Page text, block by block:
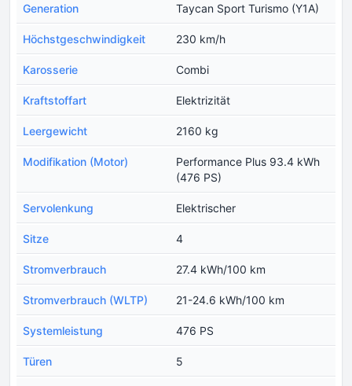
Generation Taycan Sport Turismo (Y1A)
Höchstgeschwindigkeit 230 km/h
Karosserie Combi
Kraftstoffart Elektrizität
Leergewicht 2160 kg
Modifikation (Motor)
Performance Plus 93.4 kWh
(476 PS)
Servolenkung Elektrischer
Sitze 4
Stromverbrauch 27.4 kWh/100 km
Stromverbrauch (WLTP) 21-24.6 kWh/100 km
Systemleistung 476 PS
Türen 5